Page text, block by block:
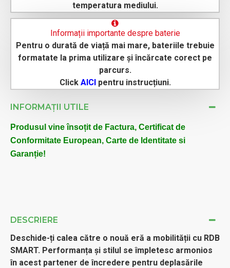
DESCRIERE
Deschide-ți calea către o nouă eră a mobilității cu RDB
SMART. Performanța și stilul se împletesc armonios
în acest partener de încredere pentru deplasările
temperatura mediului.
Informații importante despre baterie
Pentru o durată de viață mai mare, bateriile trebuie
formatate la prima utilizare și încărcate corect pe
parcurs.
Click AICIpentru instrucțiuni.
INFORMAȚII UTILE
Produsul vine însoțit de Factura, Certificat de
Conformitate European, Carte de Identitate si
Garanție!